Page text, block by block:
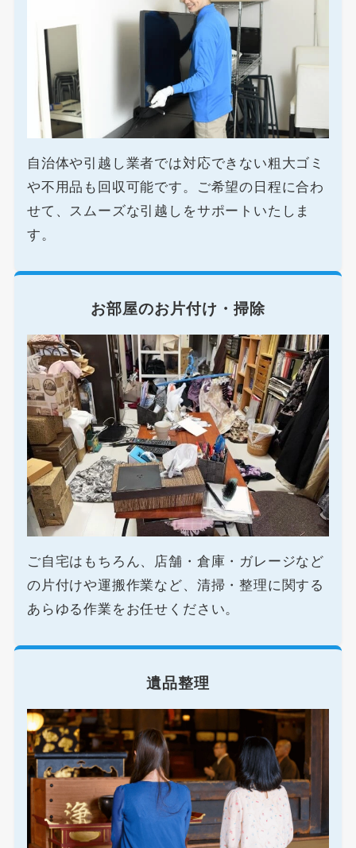
自治体や引越し業者では対応できない粗大ゴミ
や不用品も回収可能です。ご希望の日程に合わ
せて、スムーズな引越しをサポートいたしま
す。
お部屋のお片付け・掃除
ご自宅はもちろん、店舗・倉庫・ガレージなど
の片付けや運搬作業など、清掃・整理に関する
あらゆる作業をお任せください。
遺品整理